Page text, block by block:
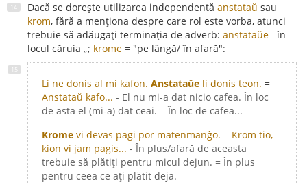
Dacă se dorește utilizarea independentă anstataŭ sau
krom, fără a menționa despre care rol este vorba, atunci
trebuie să adăugați terminația de adverb: anstataŭe =în
locul căruia „; krome = "pe lângă/ în afară":
Li ne donis al mi kafon. Anstataŭe li donis teon. =
Anstataŭ kafo... - El nu mi-a dat nicio cafea. În loc
de asta el (mi-a) dat ceai. = În loc de cafea...
Krome vi devas pagi por matenmanĝo. = Krom tio,
kion vi jam pagis... - În plus/afară de aceasta
trebuie să plătiți pentru micul dejun. = În plus
pentru ceea ce ați plătit deja.